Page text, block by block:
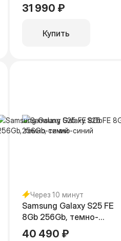
31 990 ₽
Купить
Через 10 минут
Samsung Galaxy S25 FE
8Gb 256Gb, темно-
синий
40 490 ₽